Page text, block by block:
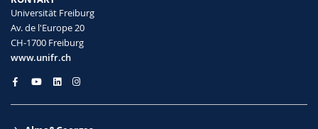
Universität Freiburg
Av. de l'Europe 20
CH-1700 Freiburg
www.unifr.ch